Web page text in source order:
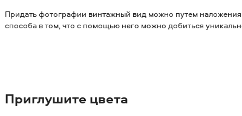
Придать фотографии винтажный вид можно путем
способа в том, что с помощью него можно добиться
Приглушите цвета